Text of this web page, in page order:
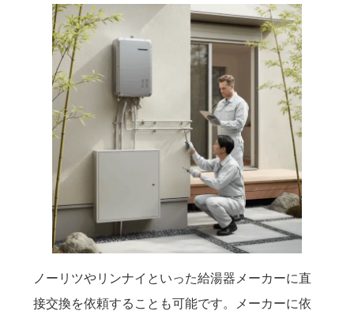
ノーリツやリンナイといった給湯器メーカーに直
接交換を依頼することも可能です。メーカーに依